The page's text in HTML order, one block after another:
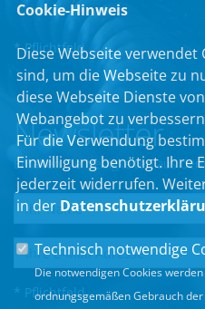
* Pflichtfeld
Newsletter
Erhalten Sie Neuigkeiten aus
* Pflichtfeld
Cookie-Hinweis
Diese Webseite verwendet
sind, um die Webseite zu
diese Webseite Dienste
Webangebot zu
Für die Verwendung
Einwilligung benötigt. Ihre
jederzeit widerrufen.
in der
Technisch notwendige
Die notwendigen Cookies
ordnungsgemäßen Gebrauch